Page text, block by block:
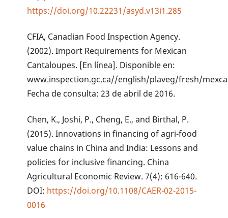
https://doi.org/10.22231/asyd.v13i1.285
CFIA, Canadian Food Inspection Agency.
(2002). Import Requirements for Mexican
Cantaloupes. [En línea]. Disponible en:
www.inspection.gc.ca//english/plaveg/fresh/
Fecha de consulta: 23 de abril de 2016.
Chen, K., Joshi, P., Cheng, E., and Birthal, P.
(2015). Innovations in financing of agri-food
value chains in China and India: Lessons and
policies for inclusive financing. China
Agricultural Economic Review. 7(4): 616-640.
DOI: https://doi.org/10.1108/CAER-02-2015-
0016